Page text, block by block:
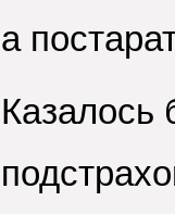
а
Казалось